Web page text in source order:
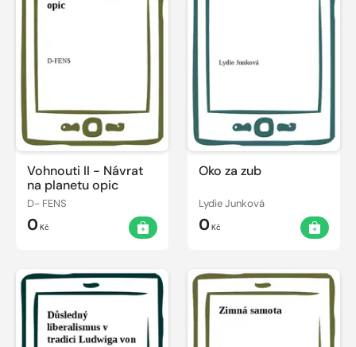
Vohnouti II - Návrat
na planetu opic
D- FENS
0Kč
Oko za zub
Lydie Junková
0Kč